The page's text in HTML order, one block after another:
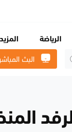
الرياضة المزيد
البث المباشر